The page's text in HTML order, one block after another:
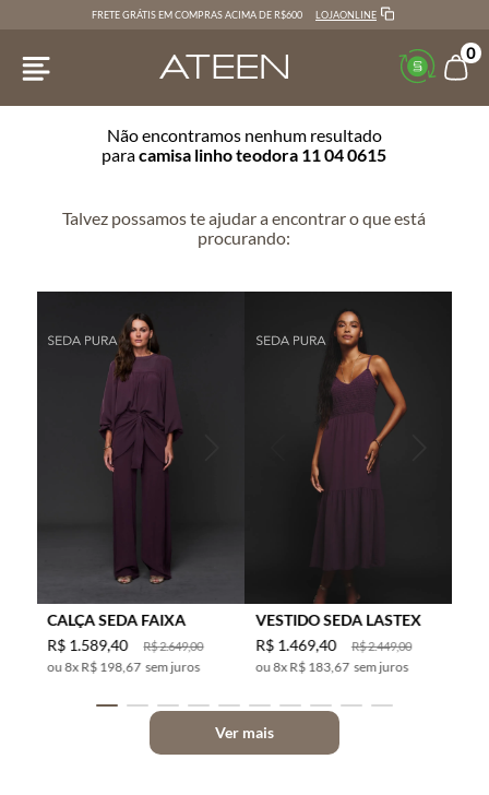
FRETE GRÁTIS EM COMPRAS ACIMA DE R$600 LOJAONLINE
0
Não encontramos nenhum resultado
paracamisa linho teodora 11 04 0615
Talvez possamos te ajudar a encontrar o que está
procurando:
CALÇA SEDA FAIXA
R$2.649,00
R$ 1.589,40
8x R$ 198,67 sem juros
VESTIDO SEDA LASTEX
R$2.449,00
R$ 1.469,40
8x R$ 183,67 sem juros
Ver mais